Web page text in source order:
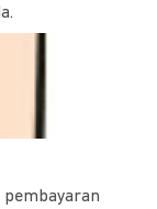
pembayaran